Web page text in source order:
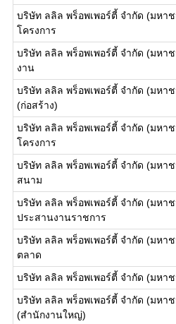
บริษัท ลลิล พร็อพเพอร์ตี้ จำกัด (มหา
โครงการ
บริษัท ลลิล พร็อพเพอร์ตี้ จำกัด (มหา
งาน
บริษัท ลลิล พร็อพเพอร์ตี้ จำกัด (มหา
(ก่อสร้าง)
บริษัท ลลิล พร็อพเพอร์ตี้ จำกัด (มหา
โครงการ
บริษัท ลลิล พร็อพเพอร์ตี้ จำกัด (มหา
สนาม
บริษัท ลลิล พร็อพเพอร์ตี้ จำกัด (มหา
ประสานงานราชการ
บริษัท ลลิล พร็อพเพอร์ตี้ จำกัด (มหา
ตลาด
บริษัท ลลิล พร็อพเพอร์ตี้ จำกัด (มหา
บริษัท ลลิล พร็อพเพอร์ตี้ จำกัด (มหา
(สำนักงานใหญ่)